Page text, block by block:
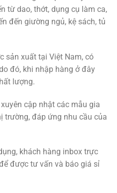
từ dao, thớt, dụng cụ làm ca,
đến giường ngủ, kệ sách, tủ
sản xuất tại Việt Nam, có
đó, khi nhập hàng ở đây
lượng.
cập nhật các mẫu gia
trường, đáp ứng nhu cầu của
khách hàng inbox trực
được tư vấn và báo giá sỉ